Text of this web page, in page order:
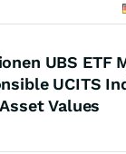
UBS ETF
UCITS
Values